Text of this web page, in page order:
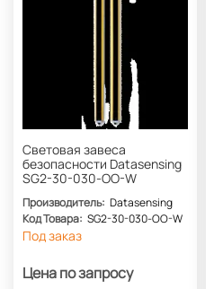
Световая завеса
безопасности Datasensing
SG2-30-030-OO-W
Производитель: Datasensing
Код Товара: SG2-30-030-OO-W
Под заказ
Цена по запросу